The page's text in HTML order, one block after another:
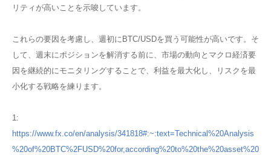
リティが高いことを示唆しています。
これらの要因を考慮し、週初にBTC/USDを買う可能性が高いです。そ
して、週末にポジションを解消する前に、市場の動向とマクロ経済要
因を継続的にモニタリングすることで、利益を最大化し、リスクを最
小化する戦略を練ります。
1:
https://www.fx.co/en/analysis/341818#:~:text=Technical%20Analysis
%20of%20BTC%2FUSD%20for,according%20to%20the%20asset%20